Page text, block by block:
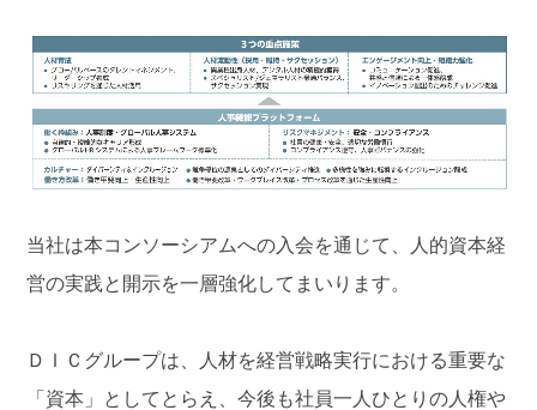
当社は本コンソーシアムへの入会を通じて、人的資本経
営の実践と開示を一層強化してまいります。
ＤＩＣグループは、人材を経営戦略実行における重要な
「資本」としてとらえ、今後も社員一人ひとりの人権や